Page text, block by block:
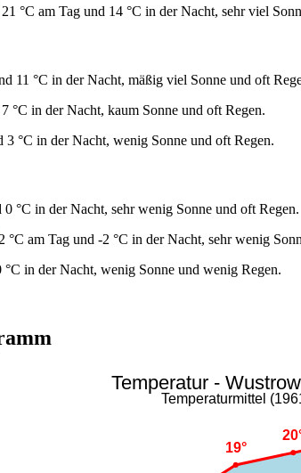
21 °C am Tag und 14 °C in der Nacht, sehr viel
11 °C in der Nacht, mäßig viel Sonne und oft
°C in der Nacht, kaum Sonne und oft Regen.
3 °C in der Nacht, wenig Sonne und oft Regen.
0 °C in der Nacht, sehr wenig Sonne und oft Regen.
°C am Tag und -2 °C in der Nacht, sehr wenig
°C in der Nacht, wenig Sonne und wenig Regen.